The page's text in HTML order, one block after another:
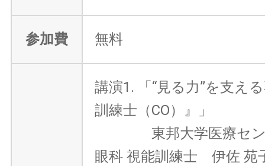
参加費 無料
講演1. 「“見る力”を支え
訓練士（CO）』」
東邦大学医療セン
眼科 視能訓練士 伊佐 苑